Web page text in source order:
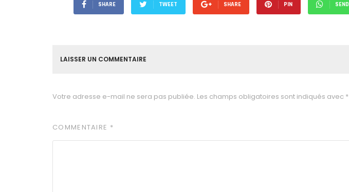
SHARE TWEET SHARE PIN SEND
LAISSER UN COMMENTAIRE
Votre adresse e-mail ne sera pas publiée. Les champs obligatoires sont indiqués avec *
COMMENTAIRE *